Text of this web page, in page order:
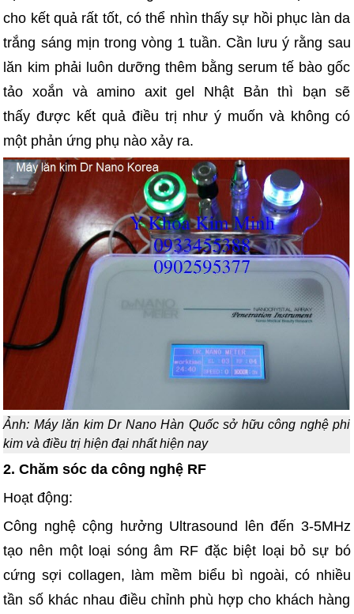
cho kết quả rất tốt, có thể nhìn thấy sự hồi phục làn da
trắng sáng mịn trong vòng 1 tuần. Cần lưu ý rằng sau
lăn kim phải luôn dưỡng thêm bằng serum tế bào gốc
tảo xoắn và amino axit gel Nhật Bản thì bạn sẽ
thấy được kết quả điều trị như ý muốn và không có
một phản ứng phụ nào xảy ra.
Ảnh: Máy lăn kim Dr Nano Hàn Quốc sở hữu công nghệ phi
kim và điều trị hiện đại nhất hiện nay
2. Chăm sóc da công nghệ RF
Hoạt động:
Công nghệ cộng hưởng Ultrasound lên đến 3-5MHz
tạo nên một loại sóng âm RF đặc biệt loại bỏ sự bó
cứng sợi collagen, làm mềm biểu bì ngoài, có nhiều
tần số khác nhau điều chỉnh phù hợp cho khách hàng